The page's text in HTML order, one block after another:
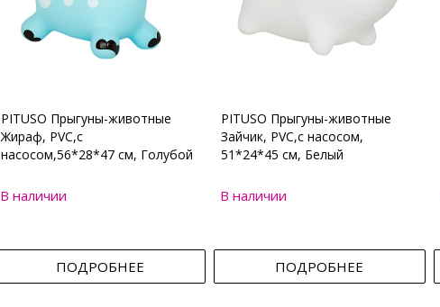
PITUSO Прыгуны-животные
Жираф, PVC,с
насосом,56*28*47 см, Голубой
В наличии
ПОДРОБНЕЕ
PITUSO Прыгуны-животные
Зайчик, PVC,с насосом,
51*24*45 см, Белый
В наличии
ПОДРОБНЕЕ